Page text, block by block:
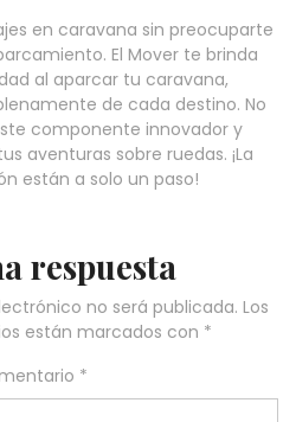
en caravana sin preocuparte
El Mover te brinda
al aparcar tu caravana,
de cada destino. No
componente innovador y
aventuras sobre ruedas. ¡La
están a solo un paso!
respuesta
no será publicada. Los
están marcados con *
*